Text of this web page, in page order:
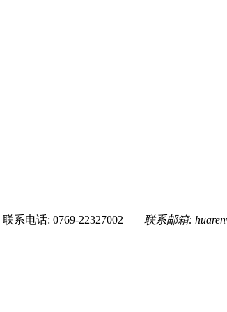
联系电话: 0769-22327002 联系邮箱: